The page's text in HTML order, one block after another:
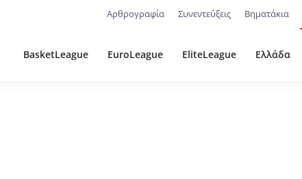
Αρθρογραφία Συνεντεύξεις Βηματάκια
BasketLeague EuroLeague EliteLeague Ελλάδα